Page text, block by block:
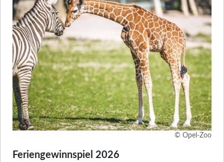
© Opel-Zoo
Feriengewinnspiel 2026